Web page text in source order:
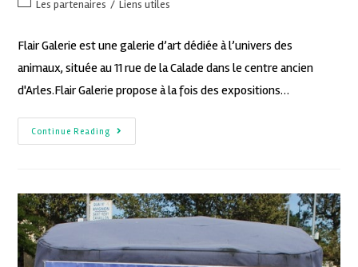
Les partenaires / Liens utiles
Flair Galerie est une galerie d’art dédiée à l’univers des
animaux, située au 11 rue de la Calade dans le centre ancien
d'Arles.Flair Galerie propose à la fois des expositions…
Continue Reading